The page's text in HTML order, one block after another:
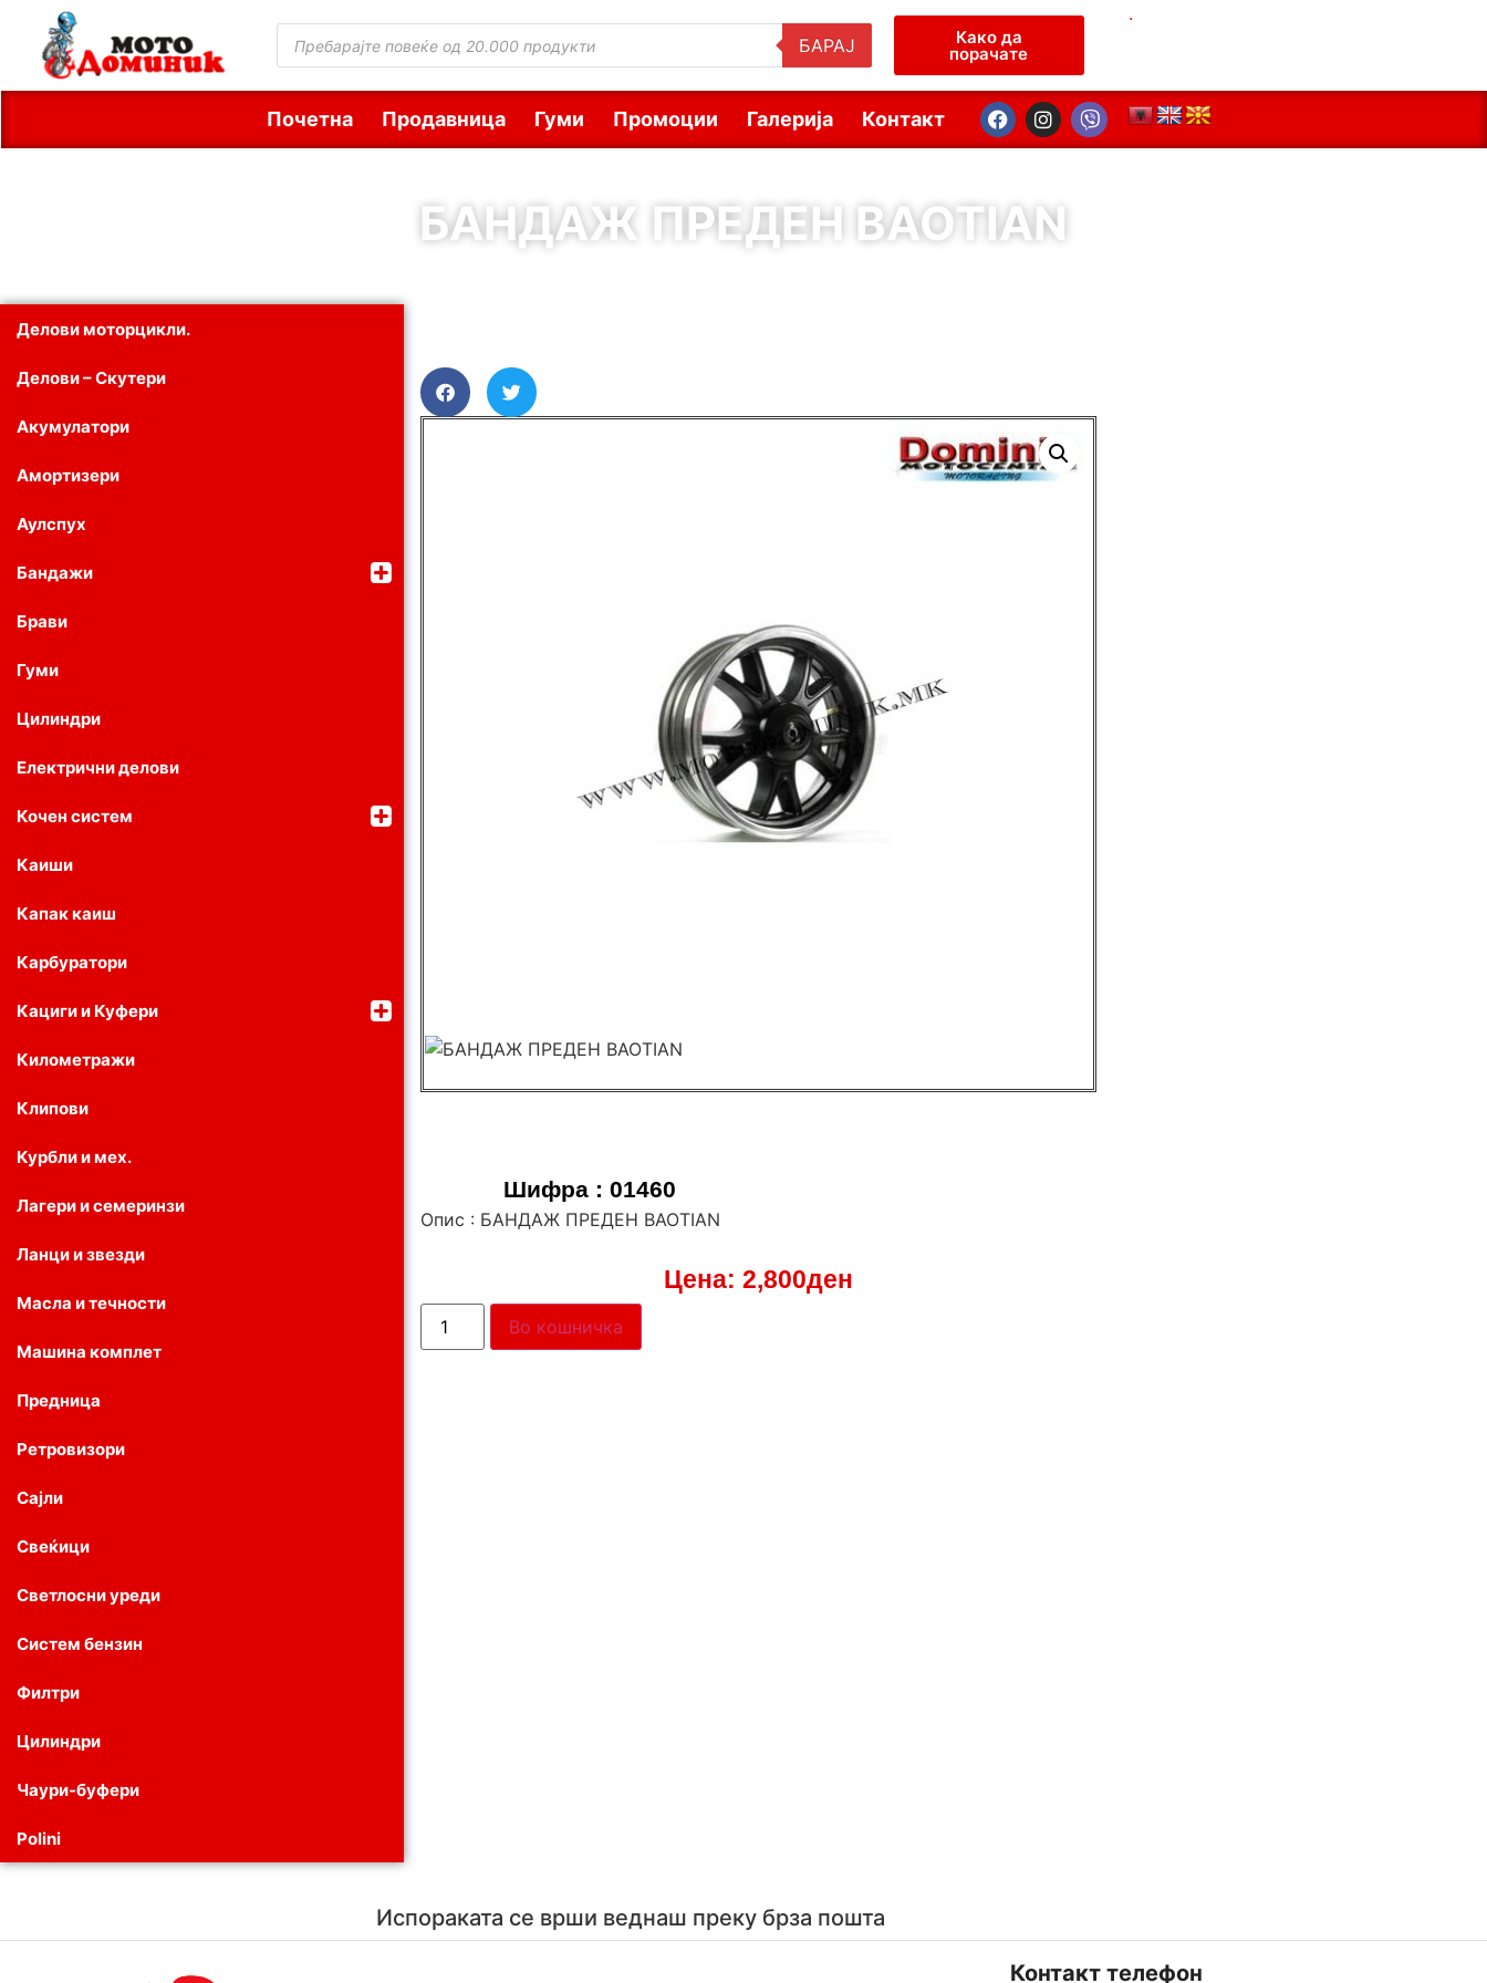
БАРАЈ Како да
порачате
.
Почетна Продавница Гуми Промоции Галерија Контакт
БАНДАЖ ПРЕДЕН BAOTIAN
Делови моторцикли.
Делови – Скутери
Акумулатори
Амортизери
Аулспух
Бандажи
Брави
Гуми
Цилиндри
Електрични делови
Кочен систем
Каиши
Капак каиш
Карбуратори
Кациги и Куфери
Километражи
Клипови
Курбли и мех.
Лагери и семеринзи
Ланци и звезди
Масла и течности
Машина комплет
Предница
Ретровизори
Сајли
Свеќици
Светлосни уреди
Систем бензин
Филтри
Цилиндри
Чаури-буфери
Polini
Шифра : 01460
Опис : БАНДАЖ ПРЕДЕН BAOTIAN
Цена: 2,800ден
Во кошничка
Испораката се врши веднаш преку брза пошта
Контакт телефон